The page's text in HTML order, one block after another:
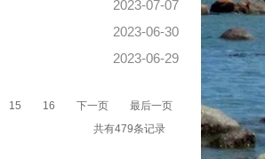
2023-07-07
2023-06-30
2023-06-29
15 16 下一页
最后一页
共有479条记录